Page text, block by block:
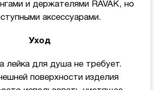
и держателями RAVAK, но
аксессуарами.
Уход
лейка для душа не требует.
поверхности изделия